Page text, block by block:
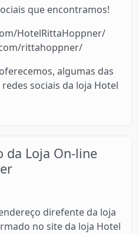
que encontramos!
HotelRittaHoppner/
rittahoppner/
algumas das
sociais da loja Hotel
da Loja On-line
direfente da loja
no site da loja Hotel